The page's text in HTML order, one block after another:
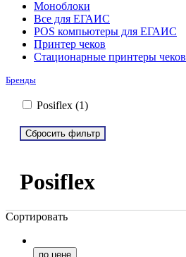
Моноблоки
Все для ЕГАИС
POS компьютеры для ЕГАИС
Принтер чеков
Стационарные принтеры чеков
Бренды
Posiflex (1)
Posiflex
Сортировать
по цене